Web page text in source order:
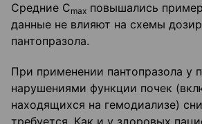
Средние Сmax повышались
данные не влияют на схемы
пантопразола.
При применении пантопразола у
нарушениями функции почек
находящихся на гемодиализе)